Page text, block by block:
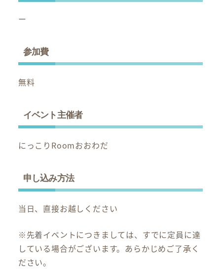
ー
参加費
無料
イベント主催者
にっこりRoomおおわだ
申し込み方法
当日、直接お越しください
※先着イベントにつきましては、すでに定員に達
している場合がございます。あらかじめご了承く
ださい。